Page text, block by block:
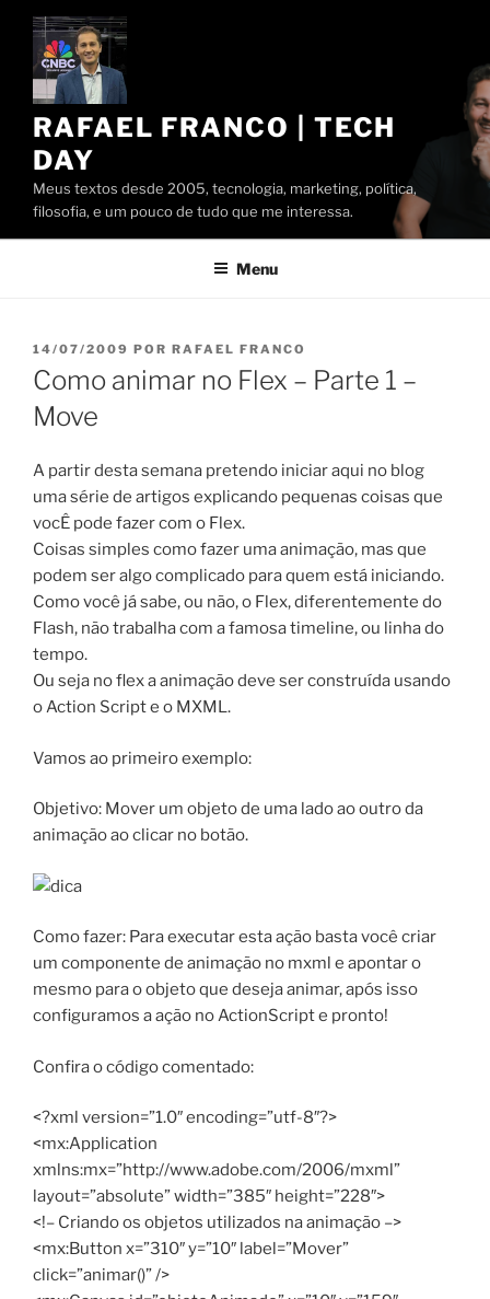
Pular
conteúdo
RAFAEL FRANCO | TECH
DAY
Meus textos desde 2005, tecnologia, marketing, política,
filosofia, e um pouco de tudo que me interessa.
Menu
PUBLICADO
EM
14/07/2009 POR RAFAEL FRANCO
Como animar no Flex – Parte 1 –
Move
A partir desta semana pretendo iniciar aqui no blog
uma série de artigos explicando pequenas coisas que
vocÊ pode fazer com o Flex.
Coisas simples como fazer uma animação, mas que
podem ser algo complicado para quem está iniciando.
Como você já sabe, ou não, o Flex, diferentemente do
Flash, não trabalha com a famosa timeline, ou linha do
tempo.
Ou seja no flex a animação deve ser construída usando
o Action Script e o MXML.
Vamos ao primeiro exemplo:
Objetivo: Mover um objeto de uma lado ao outro da
animação ao clicar no botão.
Como fazer: Para executar esta ação basta você criar
um componente de animação no mxml e apontar o
mesmo para o objeto que deseja animar, após isso
configuramos a ação no ActionScript e pronto!
Confira o código comentado:
<?xml version=”1.0″ encoding=”utf-8″?>
<mx:Application
xmlns:mx=”http://www.adobe.com/2006/mxml”
layout=”absolute” width=”385″ height=”228″>
<!– Criando os objetos utilizados na animação –>
<mx:Button x=”310″ y=”10″ label=”Mover”
click=”animar()” />